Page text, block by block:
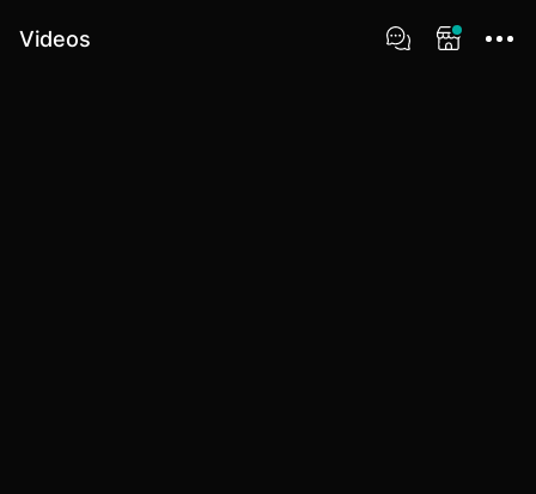
Videos